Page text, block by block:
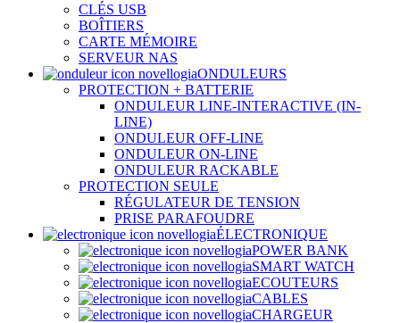
CLÉS USB
BOÎTIERS
CARTE MÉMOIRE
SERVEUR NAS
ONDULEURS
PROTECTION + BATTERIE
ONDULEUR LINE-INTERACTIVE (IN-
LINE)
ONDULEUR OFF-LINE
ONDULEUR ON-LINE
ONDULEUR RACKABLE
PROTECTION SEULE
RÉGULATEUR DE TENSION
PRISE PARAFOUDRE
ÉLECTRONIQUE
POWER BANK
SMART WATCH
ECOUTEURS
CABLES
CHARGEUR